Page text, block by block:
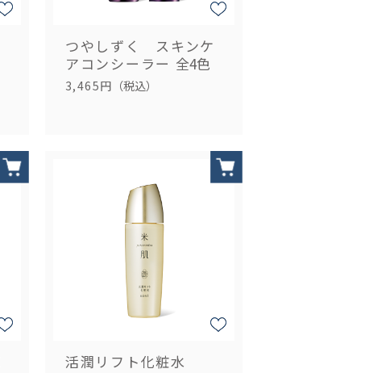
つやしずく スキンケ
アコンシーラー 全4色
3,465円 （税込）
活潤リフト化粧水